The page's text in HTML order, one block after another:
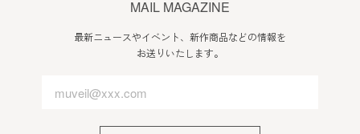
MAIL MAGAZINE
最新ニュースやイベント、新作商品などの情報を
お送りいたします。